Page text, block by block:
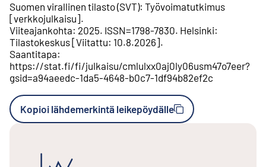
Suomen virallinen tilasto (SVT): Työvoimatutkimus
[verkkojulkaisu].
Viiteajankohta: 2025. ISSN=1798-7830. Helsinki:
Tilastokeskus [Viitattu: 10.8.2026].
Saantitapa:
https://stat.fi/fi/julkaisu/cmlulxx0aj0ly06usm47o7eer?
gsid=a94aeedc-1da5-4648-b0c7-1df94b82ef2c
Kopioi lähdemerkintä leikepöydälle